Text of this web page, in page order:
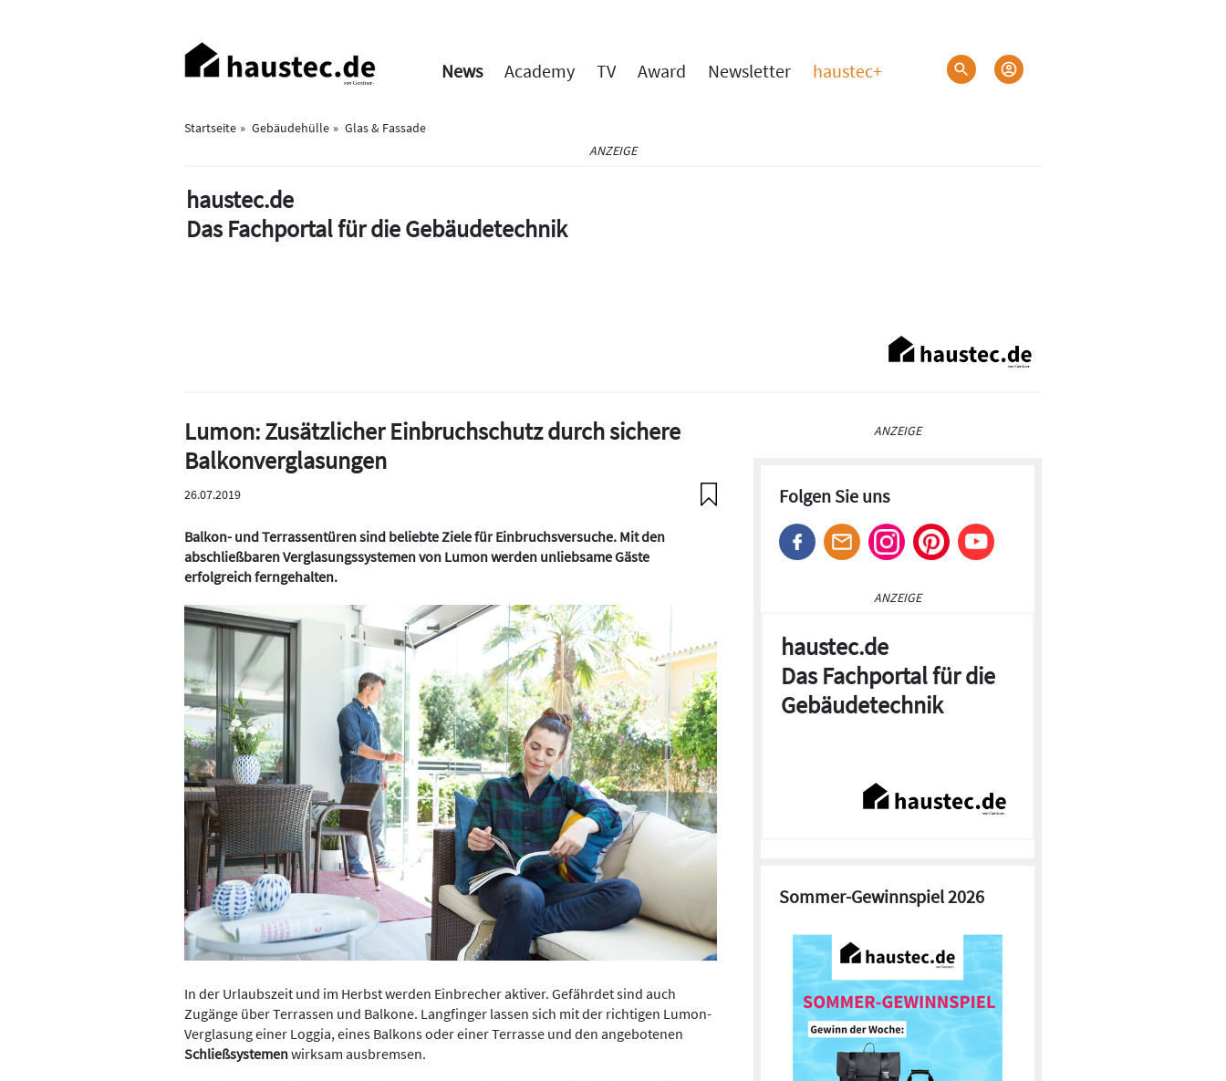
Haupt-
Navigation
News Academy TV Award Newsletter haustec+
Startseite Gebäudehülle
Glas & Fassade
ANZEIGE
haustec.de
Das Fachportal für die Gebäudetechnik
Lumon: Zusätzlicher Einbruchschutz durch sichere
Balkonverglasungen
26.07.2019
Balkon- und Terrassentüren sind beliebte Ziele für Einbruchsversuche. Mit den
abschließbaren Verglasungssystemen von Lumon werden unliebsame Gäste
erfolgreich ferngehalten.
In der Urlaubszeit und im Herbst werden Einbrecher aktiver. Gefährdet sind auch
Zugänge über Terrassen und Balkone. Langfinger lassen sich mit der richtigen Lumon-
Verglasung einer Loggia, eines Balkons oder einer Terrasse und den angebotenen
Schließsystemenwirksam ausbremsen.
ANZEIGE
Folgen Sie uns
ANZEIGE
haustec.de
Das Fachportal für die
Gebäudetechnik
Sommer-Gewinnspiel 2026